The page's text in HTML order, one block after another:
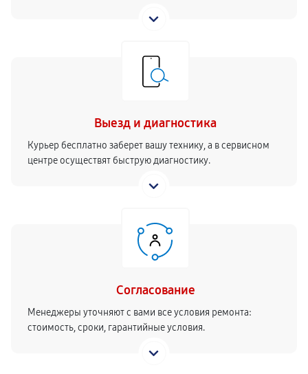
Выезд и диагностика
Курьер бесплатно заберет вашу технику, а в сервисном
центре осуществят быструю диагностику.
Согласование
Менеджеры уточняют с вами все условия ремонта:
стоимость, сроки, гарантийные условия.